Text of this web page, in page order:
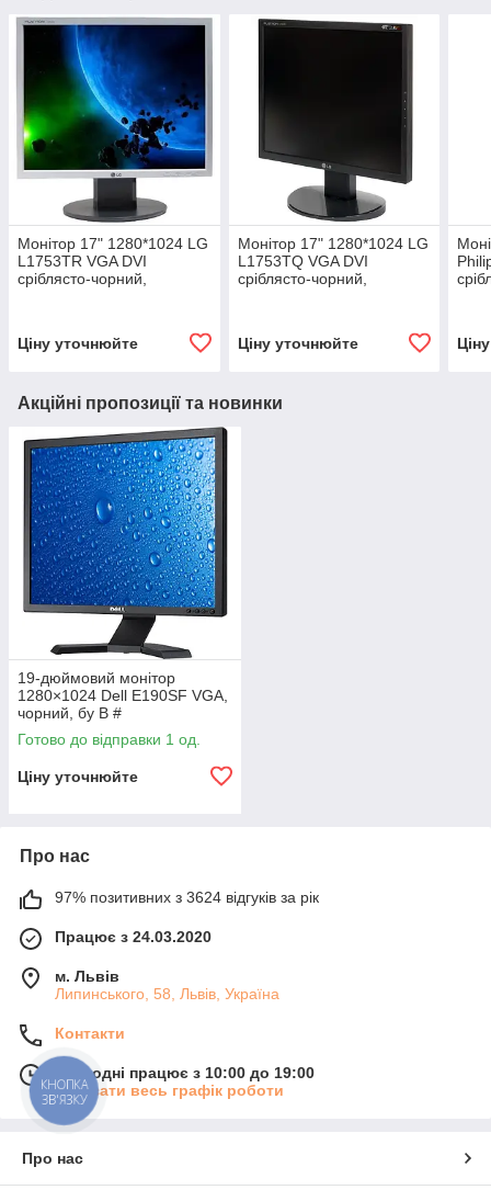
Монітор 17" 1280*1024 LG
L1753TR VGA DVI
сріблясто-чорний,
Ціну уточнюйте
Монітор 17" 1280*1024 LG
L1753TQ VGA DVI
сріблясто-чорний,
Ціну уточнюйте
Акційні пропозиції та новинки
19-дюймовий монітор
1280×1024 Dell E190SF VGA,
чорний, бу B #
Готово до відправки 1 од.
Ціну уточнюйте
Про нас
97% позитивних з 3624 відгуків за рік
Працює з 24.03.2020
м. Львів
Липинського, 58, Львів, Україна
Контакти
Сьогодні працює з 10:00 до 19:00
Показати весь графік роботи
Про нас
КНОПКА
ЗВ'ЯЗКУ